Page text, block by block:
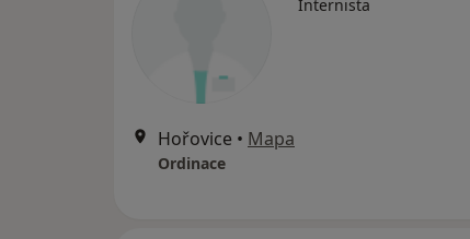
Internista
Hořovice • Mapa
Ordinace